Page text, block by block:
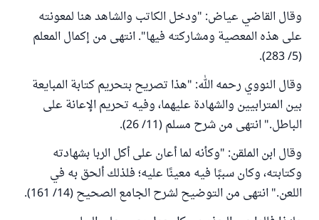
وقال القاضي عياض: "ودخل الكاتب والشاهد هنا لمعونته
على هذه المعصية ومشاركته فيها". انتهى من إكمال المعلم
(5/ 283).
وقال النووي رحمه الله: "هذا تصريح بتحريم كتابة المبايعة
بين المترابيين والشهادة عليهما، وفيه تحريم الإعانة على
الباطل." انتهى من شرح مسلم (11/ 26).
وقال ابن الملقن: "وكأنه لما أعان على أكل الربا بشهادته
وكتابته، وكان سببًا فيه معينًا عليه؛ فلذلك ألحق به في
اللعن." انتهى من التوضيح لشرح الجامع الصحيح (14/ 161).